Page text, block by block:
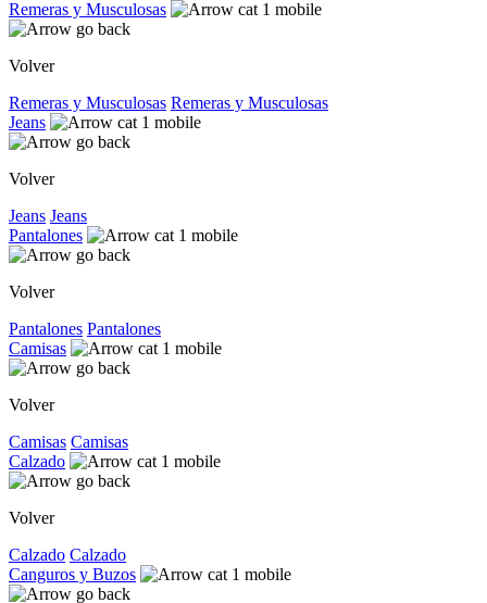
Remeras y Musculosas
Volver
Remeras y Musculosas Remeras y Musculosas
Jeans
Volver
Jeans Jeans
Pantalones
Volver
Pantalones Pantalones
Camisas
Volver
Camisas Camisas
Calzado
Volver
Calzado Calzado
Canguros y Buzos